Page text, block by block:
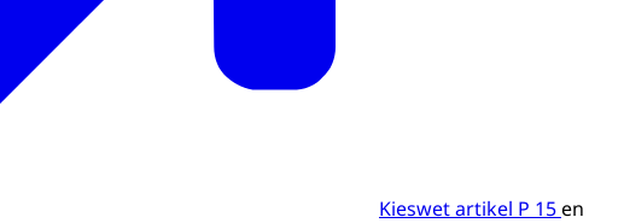
Kieswet artikel P 15en